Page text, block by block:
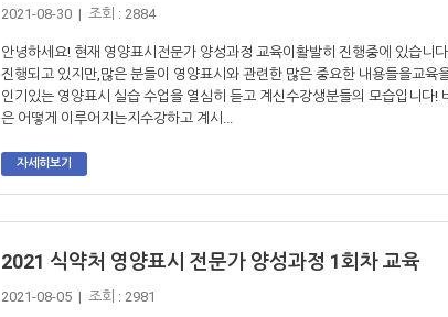
2021-08-30 | 조회 : 2884
안녕하세요! 현재 영양표시전문가 양성과정 교육이활발히 진행중에 있습니
진행되고 있지만,많은 분들이 영양표시와 관련한 많은 중요한 내용들을교육
인기있는 영양표시 실습 수업을 열심히 듣고 계신수강생분들의 모습입니다!
은 어떻게 이루어지는지수강하고 계시...
자세히보기
2021 식약처 영양표시 전문가 양성과정 1회차 교육
2021-08-05 | 조회 : 2981